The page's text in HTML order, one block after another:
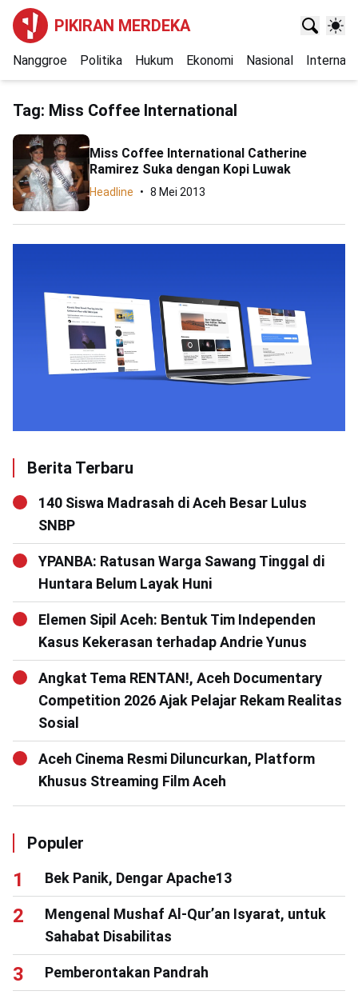
PIKIRAN MERDEKA
Nanggroe Politika Hukum Ekonomi Nasional
Tag: Miss Coffee International
Miss Coffee International Catherine
Ramirez Suka dengan Kopi Luwak
Headline 8 Mei 2013
Berita Terbaru
140 Siswa Madrasah di Aceh Besar Lulus
SNBP
YPANBA: Ratusan Warga Sawang Tinggal di
Huntara Belum Layak Huni
Elemen Sipil Aceh: Bentuk Tim Independen
Kasus Kekerasan terhadap Andrie Yunus
Angkat Tema RENTAN!, Aceh Documentary
Competition 2026 Ajak Pelajar Rekam Realitas
Sosial
Aceh Cinema Resmi Diluncurkan, Platform
Khusus Streaming Film Aceh
Populer
Bek Panik, Dengar Apache13
Mengenal Mushaf Al-Qur’an Isyarat, untuk
Sahabat Disabilitas
Pemberontakan Pandrah